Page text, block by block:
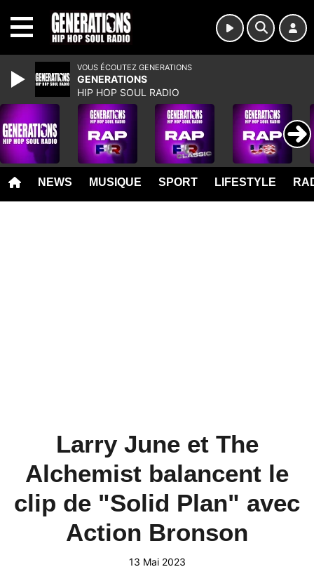
NEWS MUSIQUE SPORT LIFESTYLE
Larry June et The
Alchemist balancent le
clip de "Solid Plan" avec
Action Bronson
13 Mai 2023
VOUS ÉCOUTEZ GENERATIONS
GENERATIONS
HIP HOP SOUL RADIO